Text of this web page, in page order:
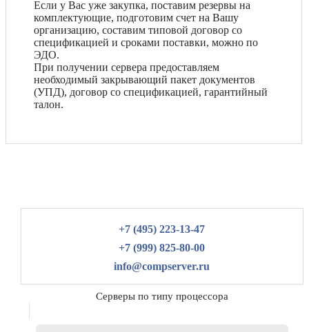
Если у Вас уже закупка, поставим резервы на
комплектующие, подготовим счет на Вашу
организацию, составим типовой договор со
спецификацией и сроками поставки, можно по
ЭДО.
При получении сервера предоставляем
необходимый закрывающий пакет документов
(УПД), договор со спецификацией, гарантийный
талон.
+7 (495) 223-13-47
+7 (999) 825-80-00
info@compserver.ru
Серверы по типу процессора